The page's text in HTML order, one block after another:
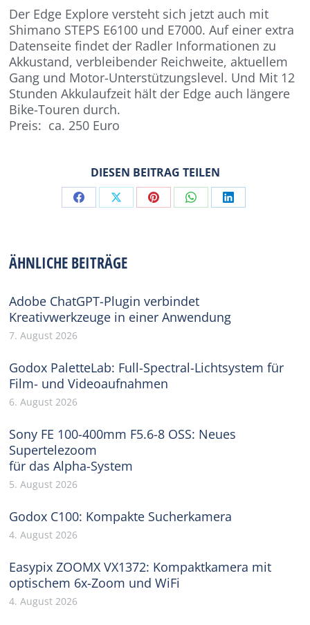
Der Edge Explore versteht sich jetzt auch mit
Shimano STEPS E6100 und E7000. Auf einer extra
Datenseite findet der Radler Informationen zu
Akkustand, verbleibender Reichweite, aktuellem
Gang und Motor-Unterstützungslevel. Und Mit 12
Stunden Akkulaufzeit hält der Edge auch längere
Bike-Touren durch.
Preis: ca. 250 Euro
DIESEN BEITRAG TEILEN
Share Share Share Share Share
ÄHNLICHE BEITRÄGE
Adobe ChatGPT-Plugin verbindet
Kreativwerkzeuge in einer Anwendung
7. August 2026
Godox PaletteLab: Full-Spectral-Lichtsystem für
Film- und Videoaufnahmen
6. August 2026
Sony FE 100-400mm F5.6-8 OSS: Neues
Supertelezoom
für das Alpha-System
5. August 2026
Godox C100: Kompakte Sucherkamera
4. August 2026
Easypix ZOOMX VX1372: Kompaktkamera mit
optischem 6x-Zoom und WiFi
4. August 2026